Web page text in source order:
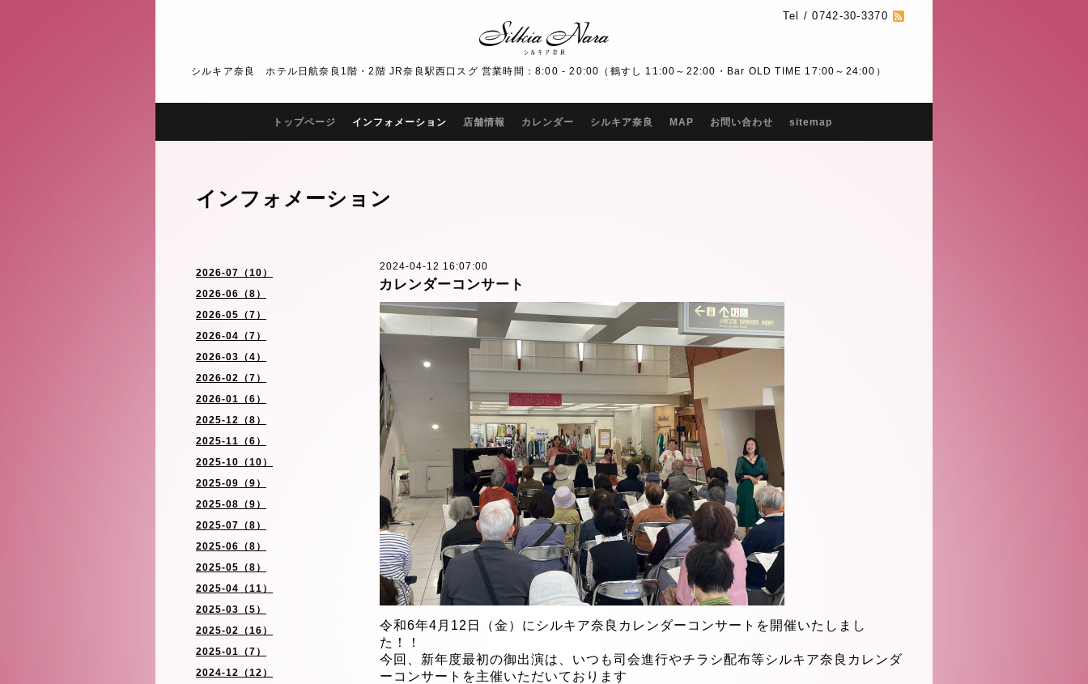
Tel / 0742-30-3370
シルキア奈良 ホテル日航奈良1階・2階 JR奈良駅西口スグ 営業時間：8:00 - 20:00（鶴すし 11:00～22:00・Bar OLD TIME 17:00～24:00）
トップページ インフォメーション 店舗情報 カレンダー シルキア奈良 MAP お問い合わせ sitemap
2026-07（10）
2026-06（8）
2026-05（7）
2026-04（7）
2026-03（4）
2026-02（7）
2026-01（6）
2025-12（8）
2025-11（6）
2025-10（10）
2025-09（9）
2025-08（9）
2025-07（8）
2025-06（8）
2025-05（8）
2025-04（11）
2025-03（5）
2025-02（16）
2025-01（7）
2024-12（12）
インフォメーション
2024-04-12 16:07:00
カレンダーコンサート
令和6年4 月12日（金）に シルキア奈良カレンダーコンサートを開催いたしまし
た！！
今回、新年度最初の御出演は、いつも司会進行やチラシ配布等シルキア奈良カレンダ
ーコンサートを主催いただいております